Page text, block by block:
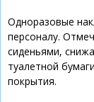
Одноразовые
персоналу.
сиденьями,
туалетной
покрытия.